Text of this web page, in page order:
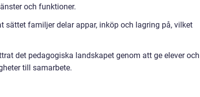
och funktioner.
familjer delar appar, inköp och lagring på, vilket
det pedagogiska landskapet genom att ge elever och
till samarbete.